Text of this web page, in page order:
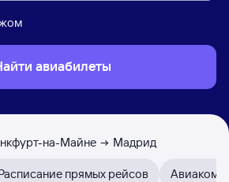
авиабилеты
на-Майне Мадрид
прямых рейсов